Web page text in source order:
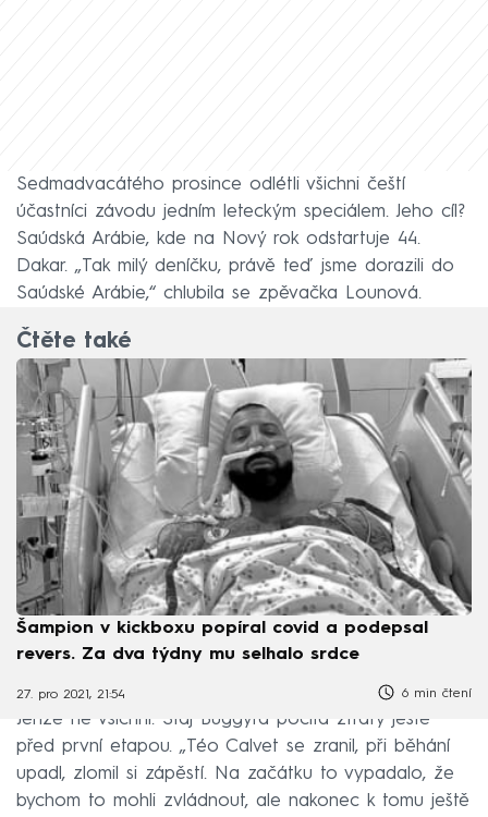
Sedmadvacátého prosince odlétli všichni čeští
účastníci závodu jedním leteckým speciálem. Jeho cíl?
Saúdská Arábie, kde na Nový rok odstartuje 44.
Dakar. „Tak milý deníčku, právě teď jsme dorazili do
Saúdské Arábie,“ chlubila se zpěvačka Lounová.
Čtěte také
Šampion v kickboxu popíral covid a podepsal
revers. Za dva týdny mu selhalo srdce
27. pro 2021, 21:54 6 min čtení
Jenže ne všichni. Stáj Buggyra počítá ztráty ještě
před první etapou. „Téo Calvet se zranil, při běhání
upadl, zlomil si zápěstí. Na začátku to vypadalo, že
bychom to mohli zvládnout, ale nakonec k tomu ještě